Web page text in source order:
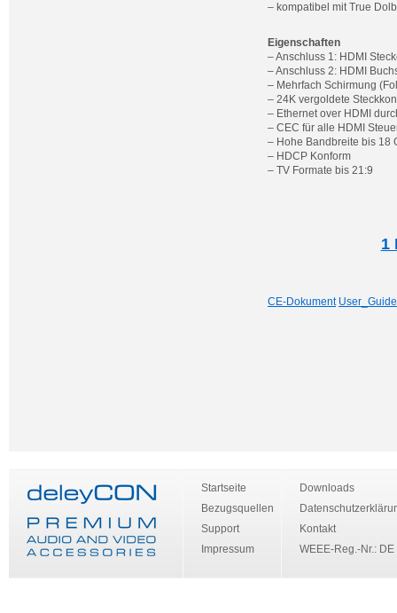
– kompatibel mit True
Eigenschaften
– Anschluss 1: HDMI
– Anschluss 2: HDMI
– Mehrfach Schirmung
– 24K vergoldete
– Ethernet over HDMI
– CEC für alle HDMI
– Hohe Bandbreite bis 18
– HDCP Konform
– TV Formate bis 21:9
1
CE-Dokument User_Guide
Startseite
Bezugsquellen
Support
Impressum
Downloads
Kontakt
WEEE-Reg.-Nr.: